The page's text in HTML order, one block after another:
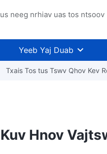
neeg nrhiav uas tos ntsoov
Yeeb Yaj Duab
Txais Tos tus Tswv Qhov Kev
Kuv Hnov